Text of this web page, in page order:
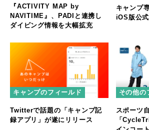
『ACTIVITY MAP by
NAVITIME』、PADIと連携し
ダイビング情報を大幅拡充
キャンプ
iOS版公
キャンプのフィールド
Twitterで話題の「キャンプ記
録アプリ」が遂にリリース
その他の
スポーツ
「